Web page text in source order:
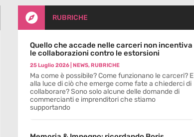
 RUBRICHE
Quello che accade nelle carceri non incentiva
le collaborazioni contro le estorsioni
25 Luglio 2026| NEWS, RUBRICHE
Ma come è possibile? Come funzionano le carceri? E
alla luce di ciò che emerge come fate a chiederci di
collaborare? Sono solo alcune delle domande di
commercianti e imprenditori che stiamo
supportando